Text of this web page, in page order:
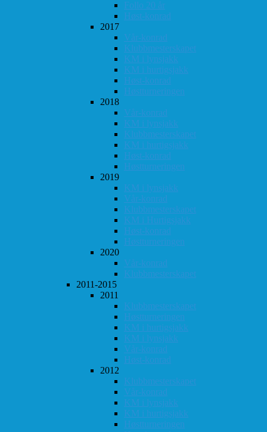
Follo 20 år
Høst-konrad
2017
Vår-konrad
Klubbmesterskapet
KM i lynsjakk
KM i hurtigsjakk
Høst-konrad
Høstturneringen
2018
Vår-konrad
KM i lynsjakk
Klubbmesterskapet
KM i hurtigsjakk
Høst-konrad
Høstturneringen
2019
KM i lynsjakk
Vår-konrad
Klubbmesterskapet
KM i Hurtigsjakk
Høst-konrad
Høstturneringen
2020
Vår-konrad
Klubbmesterskapet
2011-2015
2011
Klubbmesterskapet
Høstturneringen
KM i hurtigsjakk
KM i lynsjakk
Vår-konrad
Høst-konrad
2012
Klubbmesterskapet
Vår-konrad
KM i lynsjakk
KM i hurtigsjakk
Høstturneringen